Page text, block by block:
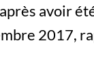
avoir
2017,